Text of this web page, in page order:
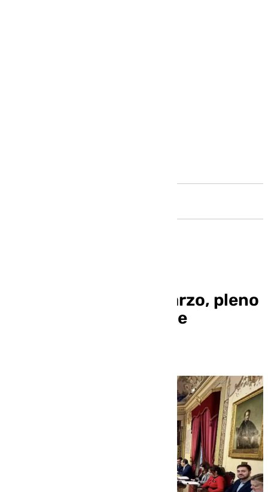
Este viernes 21 de marzo, pleno
en el Ayuntamiento de